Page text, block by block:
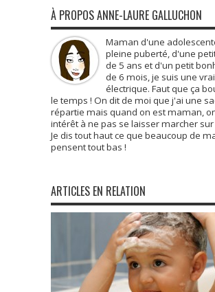
À PROPOS ANNE-LAURE GALLUCHON
Maman d'une
pleine puberté, d'une
de 5 ans et d'un petit
de 6 mois, je suis une
électrique. Faut que ça
le temps ! On dit de moi que j'ai une
répartie mais quand on est maman,
intérêt à ne pas se laisser marcher sur
Je dis tout haut ce que beaucoup de
pensent tout bas !
ARTICLES EN RELATION